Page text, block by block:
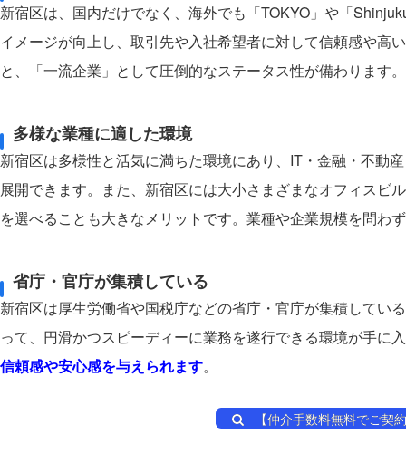
新宿区は、国内だけでなく、海外でも「TOKYO」や「
イメージが向上し、取引先や入社希望者に対して信頼感や高
と、「一流企業」として圧倒的なステータス性が備わります。
多様な業種に適した環境
新宿区は多様性と活気に満ちた環境にあり、IT・金融・不動
展開できます。また、新宿区には大小さまざまなオフィスビ
を選べることも大きなメリットです。業種や企業規模を問わ
省庁・官庁が集積している
新宿区は厚生労働省や国税庁などの省庁・官庁が集積してい
って、円滑かつスピーディーに業務を遂行できる環境が手に
信頼感や安心感を与えられます。
【仲介手数料無料でご契